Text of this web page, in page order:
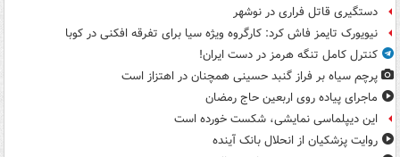
دستگیری قاتل فراری در نوشهر
نیویورک تایمز فاش کرد: کارگروه ویژه سیا برای تفرقه افکنی در کوبا
کنترل کامل تنگه هرمز در دست ایران!
پرچم سیاه بر فراز گنبد حسینی همچنان در اهتزاز است
ماجرای پیاده روی اربعین حاج رمضان
این دیپلماسی نمایشی، شکست خورده است
روایت پزشکیان از انحلال بانک آینده